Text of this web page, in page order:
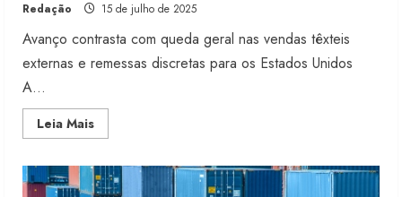
Redação 15 de julho de 2025
Avanço contrasta com queda geral nas vendas têxteis
externas e remessas discretas para os Estados Unidos
A...
Leia MaisRead
more
de
denim